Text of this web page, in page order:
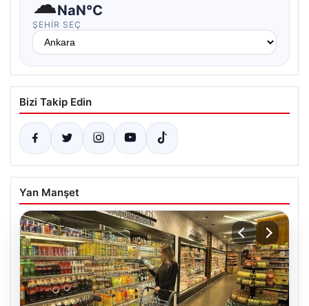
NaN°C
ŞEHIR SEÇ
Bizi Takip Edin
Yan Manşet